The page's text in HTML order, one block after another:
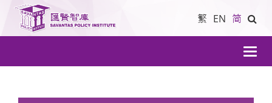
繁 EN 简
導
航